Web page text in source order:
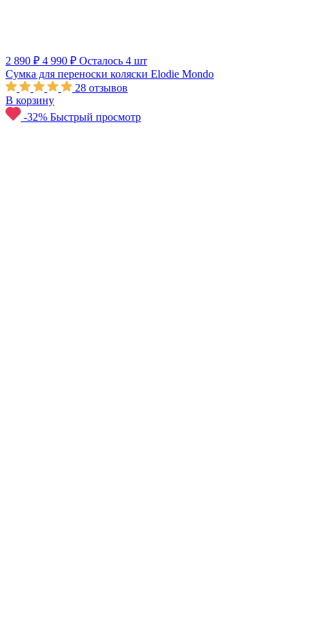
2 890 ₽ 4 990 ₽ Осталось 4 шт
Сумка для переноски коляски Elodie Mondo
28 отзывов
В корзину
-32% Быстрый просмотр